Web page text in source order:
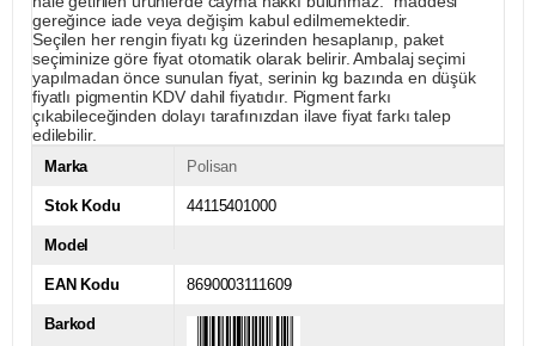
gereğince iade veya değişim kabul edilmemektedir.
Seçilen her rengin fiyatı kg üzerinden hesaplanıp, paket
seçiminize göre fiyat otomatik olarak belirir. Ambalaj seçimi
yapılmadan önce sunulan fiyat, serinin kg bazında en düşük
fiyatlı pigmentin KDV dahil fiyatıdır. Pigment farkı
çıkabileceğinden dolayı tarafınızdan ilave fiyat farkı talep
edilebilir.
Marka Polisan
Stok Kodu 44115401000
Model
EAN Kodu 8690003111609
Barkod